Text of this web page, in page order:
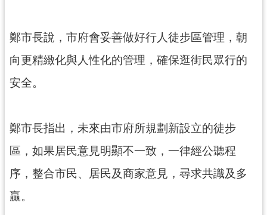
站
導
覽
市
箱
常
見
問
答
鄭市長說，市府會妥善做好行人徒步區管理，朝
向更精緻化與人性化的管理，確保逛街民眾行的
安全。
鄭市長指出，未來由市府所規劃新設立的徒步
區，如果居民意見明顯不一致，一律經公聽程
序，整合市民、居民及商家意見，尋求共識及多
贏。